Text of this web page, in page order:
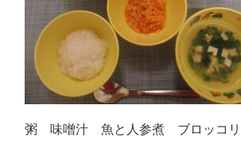
粥 味噌汁 魚と人参煮 ブロッコリ